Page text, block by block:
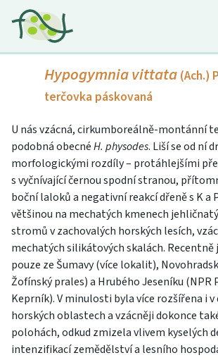
Hypogymnia vittata (Ach.)
terčovka páskovaná
U nás vzácná, cirkumboreálně-montánní
podobná obecnéH. physodes. Liší se od ní
morfologickými rozdíly – protáhlejšími
s vyčnívající černou spodní stranou,
boční laloků a negativní reakcí dřeně s K a
většinou na mechatých kmenech
stromů v zachovalých horských lesích,
mechatých silikátových skalách. Recentně
pouze ze Šumavy (více lokalit),
Žofínský prales) a Hrubého Jeseníku (NPR
Keprník). V minulosti byla více rozšířena i v
horských oblastech a vzácněji dokonce
polohách, odkud zmizela vlivem kyselých
intenzifikací zemědělství a lesního